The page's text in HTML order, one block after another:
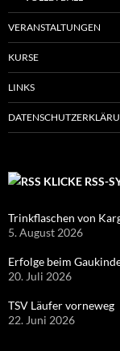
VERANSTALTUNGEN
KURSE
LINKS
KLICKE RSS-
Trinkflaschen von
5. August 2026
Erfolge beim
20. Juli 2026
TSV Läufer vorneweg
22. Juni 2026